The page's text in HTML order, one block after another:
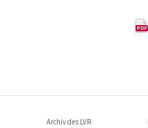
Archiv des LVR